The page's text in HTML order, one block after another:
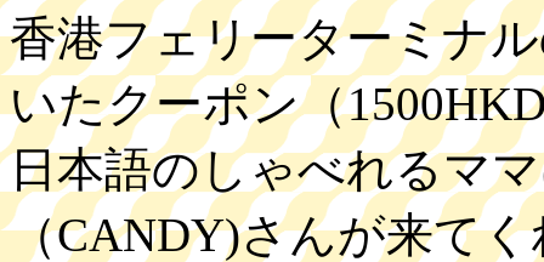
香港フェリーターミナ
いたクーポン（
日本語のしゃべれるマ
（CANDY)さんが来て